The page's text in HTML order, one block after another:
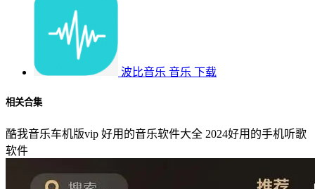
波比音乐 音乐 下载
相关合集
酷我音乐车机版vip 好用的音乐软件大全 2024好用的手机听歌
软件